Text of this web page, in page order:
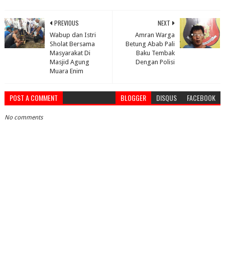
NEXT
Amran Warga
Betung Abab Pali
Baku Tembak
Dengan Polisi
PREVIOUS
Wabup dan Istri
Sholat Bersama
Masyarakat Di
Masjid Agung
Muara Enim
POST A COMMENT BLOGGER DISQUS FACEBOOK
No comments